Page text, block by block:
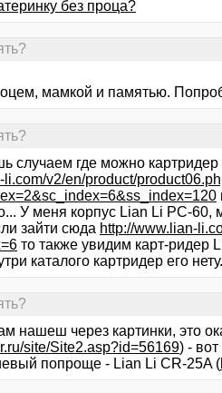
без проца?
мамкой и памятью.
случаем где можно
li.com/v2/en/product/
У меня корпус Lian Li PC-60,
зайти сюда http://www.lian-
то также увидим карт-ридер
каталого картридер его
нашеш через картинки, это
site/Site2.asp?id=56169) -
попроще - Lian Li CR-25A (